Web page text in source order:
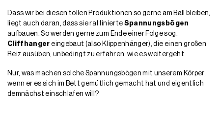
Dass wir bei diesen tollen Produktionen so gerne am Ball bleiben,
liegt auch daran, dass sie raffinierte Spannungsbögen
aufbauen. So werden gerne zum Ende einer Folge sog.
Cliffhanger eingebaut (also Klippenhänger), die einen großen
Reiz ausüben, unbedingt zu erfahren, wie es weitergeht.
Nur, was machen solche Spannungsbögen mit unserem Körper,
wenn er es sich im Bett gemütlich gemacht hat und eigentlich
demnächst einschlafen will?